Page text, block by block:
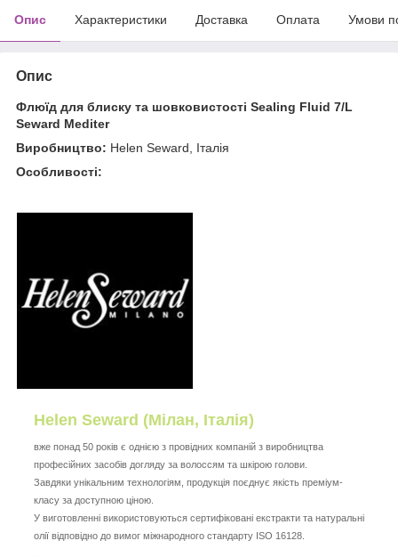
Опис Характеристики Доставка Оплата Умови
Опис
Флюїд для блиску та шовковистості Sealing Fluid 7/L
Seward Mediter
Виробництво: Helen Seward, Італія
Особливості:
Helen Seward (Мілан, Італія)
вже понад 50 років є однією з провідних компаній з виробництва
професійних засобів догляду за волоссям та шкірою голови.
Завдяки унікальним технологіям, продукція поєднує якість преміум-
класу за доступною ціною.
У виготовленні використовуються сертифіковані екстракти та натуральні
олії відповідно до вимог міжнародного стандарту ISO 16128.